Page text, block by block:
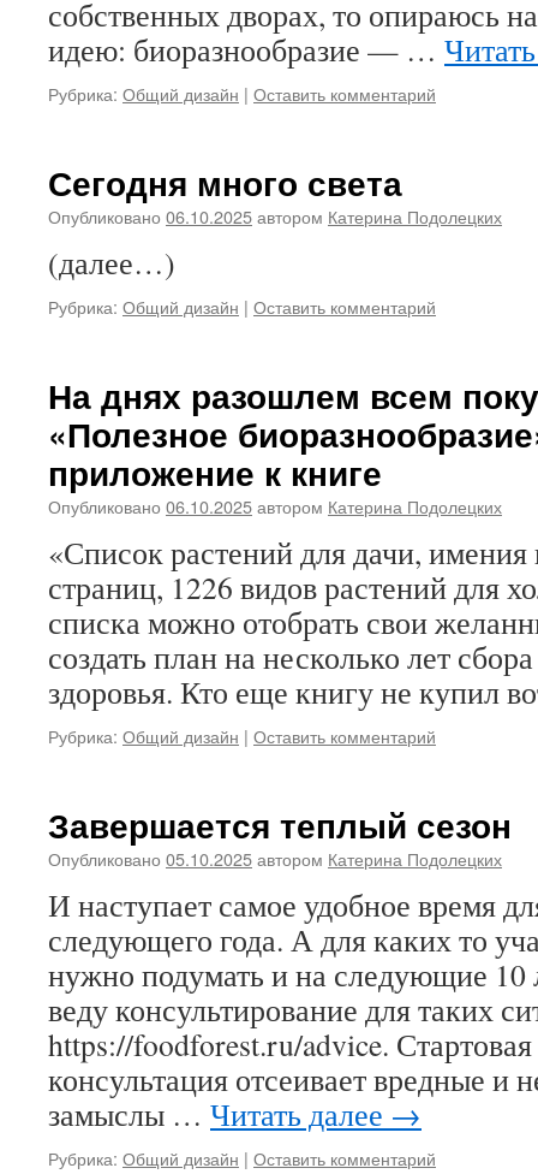
собственных дворах, то опираюсь
идею: биоразнообразие — …
Рубрика: Общий дизайн | Оставить комментарий
Сегодня много света
Опубликовано 06.10.2025автором Катерина Подолецких
(далее…)
Рубрика: Общий дизайн | Оставить комментарий
На днях разошлем всем
«Полезное
приложение к книге
Опубликовано 06.10.2025автором Катерина Подолецких
«Список растений для дачи,
страниц, 1226 видов растений для
списка можно отобрать свои
создать план на несколько лет
здоровья. Кто еще книгу не купил
Рубрика: Общий дизайн | Оставить комментарий
Завершается теплый сезон
Опубликовано 05.10.2025автором Катерина Подолецких
И наступает самое удобное время
следующего года. А для каких то
нужно подумать и на следующие 10
веду консультирование для таких
https://foodforest.ru/advice.
консультация отсеивает вредные и
замыслы … Читать далее →
Рубрика: Общий дизайн | Оставить комментарий